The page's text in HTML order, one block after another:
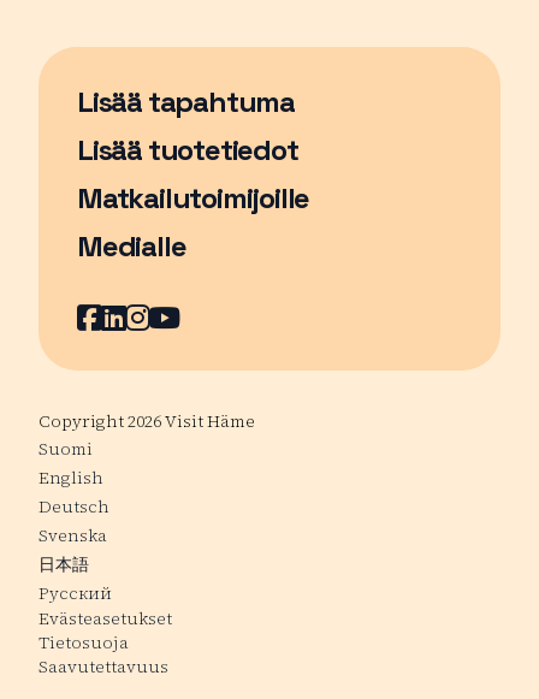
Lisää tapahtuma
Sivu avautuu uudessa ikkunassa
Lisää tuotetiedot
Matkailutoimijoille
Medialle
Facebook
Sivu avautuu uudessa ikkunassa
LinkedIn
Sivu avautuu uudessa ikkunassa
Instagram
Sivu avautuu uudessa
YouTube
Sivu avautuu uudessa
Copyright 2026 Visit Häme
Suomi
English
Deutsch
Svenska
日本語
Русский
Evästeasetukset
Tietosuoja
Saavutettavuus